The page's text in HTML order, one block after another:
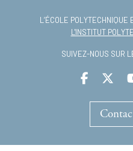
L’ÉCOLE POLYTECHNIQUE
L'INSTITUT
SUIVEZ-NOUS SUR